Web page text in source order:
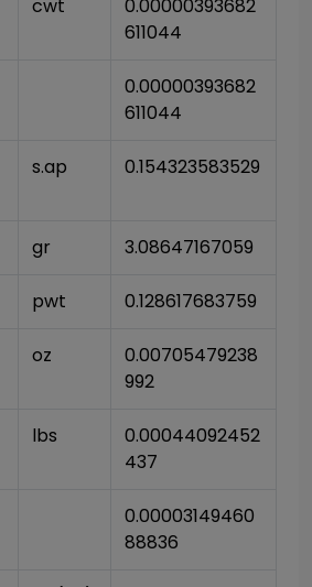
cwt
0.00000393682
611044
0.00000393682
611044
s.ap 0.154323583529
gr 3.08647167059
pwt 0.128617683759
oz
0.00705479238
992
lbs
0.00044092452
437
0.00003149460
88836